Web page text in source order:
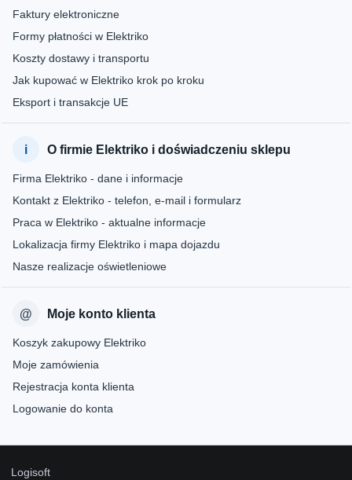
Faktury elektroniczne
Formy płatności w Elektriko
Koszty dostawy i transportu
Jak kupować w Elektriko krok po kroku
Eksport i transakcje UE
O firmie Elektriko i doświadczeniu sklepu
Firma Elektriko - dane i informacje
Kontakt z Elektriko - telefon, e-mail i formularz
Praca w Elektriko - aktualne informacje
Lokalizacja firmy Elektriko i mapa dojazdu
Nasze realizacje oświetleniowe
Moje konto klienta
Koszyk zakupowy Elektriko
Moje zamówienia
Rejestracja konta klienta
Logowanie do konta
Logisoft